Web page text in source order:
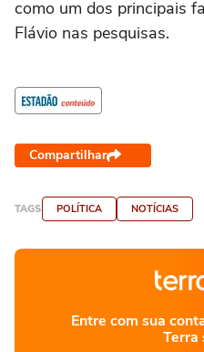
como um dos principais
Flávio nas pesquisas.
Compartilhar
TAGS POLÍTICA NOTÍCIAS
Entre com sua
Terra